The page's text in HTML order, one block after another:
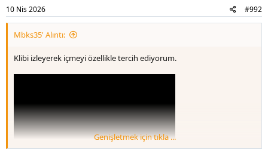
10 Nis 2026 #992
Mbks35' Alıntı:
Klibi izleyerek içmeyi özellikle tercih ediyorum.
Genişletmek için tıkla ...